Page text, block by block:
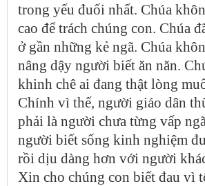
trong yếu đuối nhất. Chúa
cao để trách chúng con. Chúa
ở gần những kẻ ngã. Chúa
nâng dậy người biết ăn năn.
khinh chê ai đang thật lòng
Chính vì thế, người giáo dân
phải là người chưa từng vấp
người biết sống kinh nghiệm
rồi dịu dàng hơn với người
Xin cho chúng con biết đau vì